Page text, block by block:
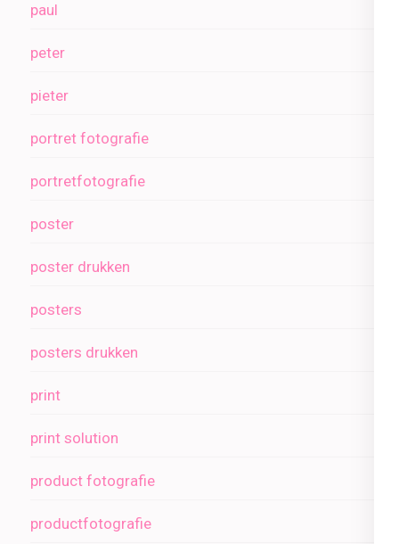
paul
peter
pieter
portret fotografie
portretfotografie
poster
poster drukken
posters
posters drukken
print
print solution
product fotografie
productfotografie